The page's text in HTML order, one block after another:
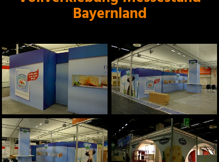
Porsche
Aston Martin
weitere Marken
Fahrzeugbeschriftungen
Beschriftungen und Schilder
Sichtschutz
Bayernland